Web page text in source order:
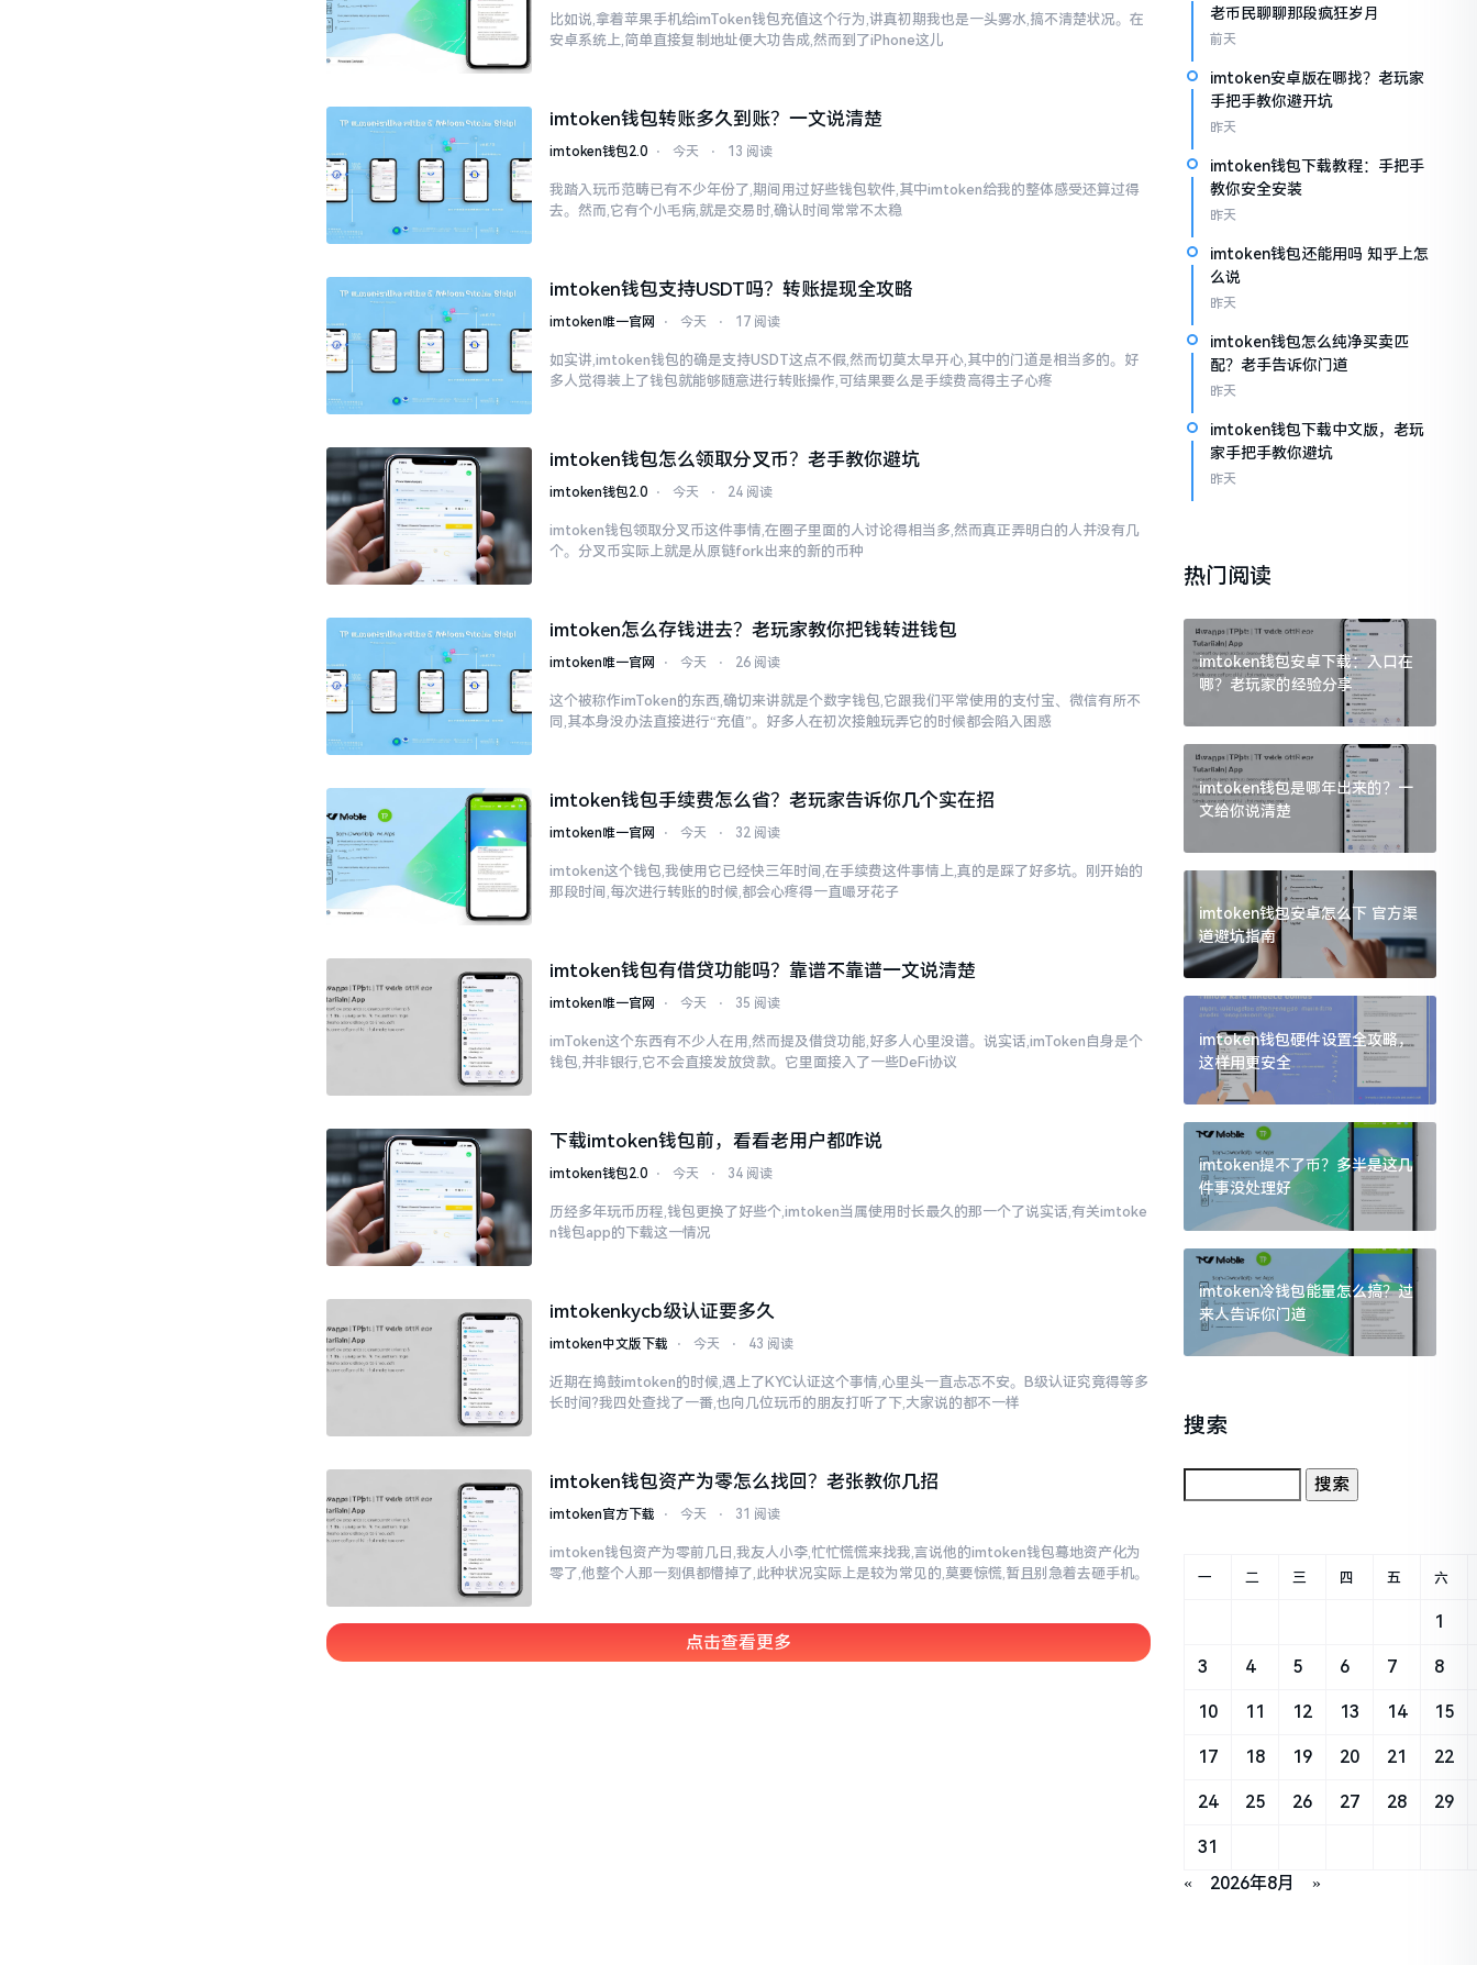
比如说,拿着苹果手机给imToken钱包充值这个行为,讲真初期我也是一头雾水,搞不清楚状况。在
安卓系统上,简单直接复制地址便大功告成,然而到了iPhone这儿
imtoken钱包转账多久到账？一文说清楚
imtoken钱包2.0 ⋅ 今天 ⋅ 13 阅读
我踏入玩币范畴已有不少年份了,期间用过好些钱包软件,其中imtoken给我的整体感受还算过得
去。然而,它有个小毛病,就是交易时,确认时间常常不太稳
imtoken钱包支持USDT吗？转账提现全攻略
imtoken唯一官网 ⋅ 今天 ⋅ 17 阅读
如实讲,imtoken钱包的确是支持USDT这点不假,然而切莫太早开心,其中的门道是相当多的。好
多人觉得装上了钱包就能够随意进行转账操作,可结果要么是手续费高得主子心疼
imtoken钱包怎么领取分叉币？老手教你避坑
imtoken钱包2.0 ⋅ 今天 ⋅ 24 阅读
imtoken钱包领取分叉币这件事情,在圈子里面的人讨论得相当多,然而真正弄明白的人并没有几
个。分叉币实际上就是从原链fork出来的新的币种
imtoken怎么存钱进去？老玩家教你把钱转进钱包
imtoken唯一官网 ⋅ 今天 ⋅ 26 阅读
这个被称作imToken的东西,确切来讲就是个数字钱包,它跟我们平常使用的支付宝、微信有所不
同,其本身没办法直接进行“充值”。好多人在初次接触玩弄它的时候都会陷入困惑
imtoken钱包手续费怎么省？老玩家告诉你几个实在招
imtoken唯一官网 ⋅ 今天 ⋅ 32 阅读
imtoken这个钱包,我使用它已经快三年时间,在手续费这件事情上,真的是踩了好多坑。刚开始的
那段时间,每次进行转账的时候,都会心疼得一直嘬牙花子
imtoken钱包有借贷功能吗？靠谱不靠谱一文说清楚
imtoken唯一官网 ⋅ 今天 ⋅ 35 阅读
imToken这个东西有不少人在用,然而提及借贷功能,好多人心里没谱。说实话,imToken自身是个
钱包,并非银行,它不会直接发放贷款。它里面接入了一些DeFi协议
下载imtoken钱包前，看看老用户都咋说
imtoken钱包2.0 ⋅ 今天 ⋅ 34 阅读
历经多年玩币历程,钱包更换了好些个,imtoken当属使用时长最久的那一个了说实话,有关imtoke
n钱包app的下载这一情况
imtokenkycb级认证要多久
imtoken中文版下载 ⋅ 今天 ⋅ 43 阅读
近期在捣鼓imtoken的时候,遇上了KYC认证这个事情,心里头一直忐忑不安。B级认证究竟得等多
长时间?我四处查找了一番,也向几位玩币的朋友打听了下,大家说的都不一样
imtoken钱包资产为零怎么找回？老张教你几招
imtoken官方下载 ⋅ 今天 ⋅ 31 阅读
imtoken钱包资产为零前几日,我友人小李,忙忙慌慌来找我,言说他的imtoken钱包蓦地资产化为
零了,他整个人那一刻俱都懵掉了,此种状况实际上是较为常见的,莫要惊慌,暂且别急着去砸手机。
点击查看更多
老币民聊聊那段疯狂岁月
前天
imtoken安卓版在哪找？老玩家
手把手教你避开坑
昨天
imtoken钱包下载教程：手把手
教你安全安装
昨天
imtoken钱包还能用吗 知乎上怎
么说
昨天
imtoken钱包怎么纯净买卖匹
配？老手告诉你门道
昨天
imtoken钱包下载中文版，老玩
家手把手教你避坑
昨天
热门阅读
imtoken钱包安卓下载：入口在
哪？老玩家的经验分享
imtoken钱包是哪年出来的？一
文给你说清楚
imtoken钱包安卓怎么下 官方渠
道避坑指南
imtoken钱包硬件设置全攻略，
这样用更安全
imtoken提不了币？多半是这几
件事没处理好
imtoken冷钱包能量怎么搞？过
来人告诉你门道
搜索
« 2026年8月 »
一 二 三 四 五 六
1
3 4 5 6 7 8
10 11 12 13 14 15
17 18 19 20 21 22
24 25 26 27 28 29
31